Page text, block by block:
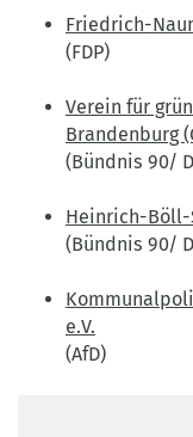
Friedrich-
(FDP)
Verein für
Brandenburg
(Bündnis 90/
Heinrich-
(Bündnis 90/
e.V.
(AfD)